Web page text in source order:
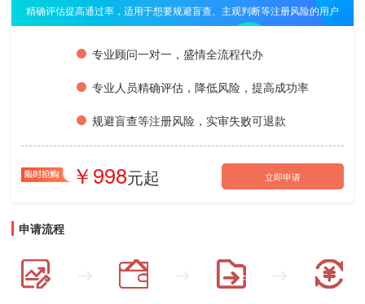
精确评估提高通过率，适用于想要规避盲查、主观判断等注册风险的用户
专业顾问一对一，盛情全流程代办
专业人员精确评估，降低风险，提高成功率
规避盲查等注册风险，实审失败可退款
998 立即申请
申请流程